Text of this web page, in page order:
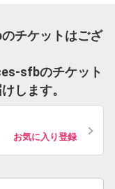
チケットはござ
sfbのチケット
します。
お気に入り登録